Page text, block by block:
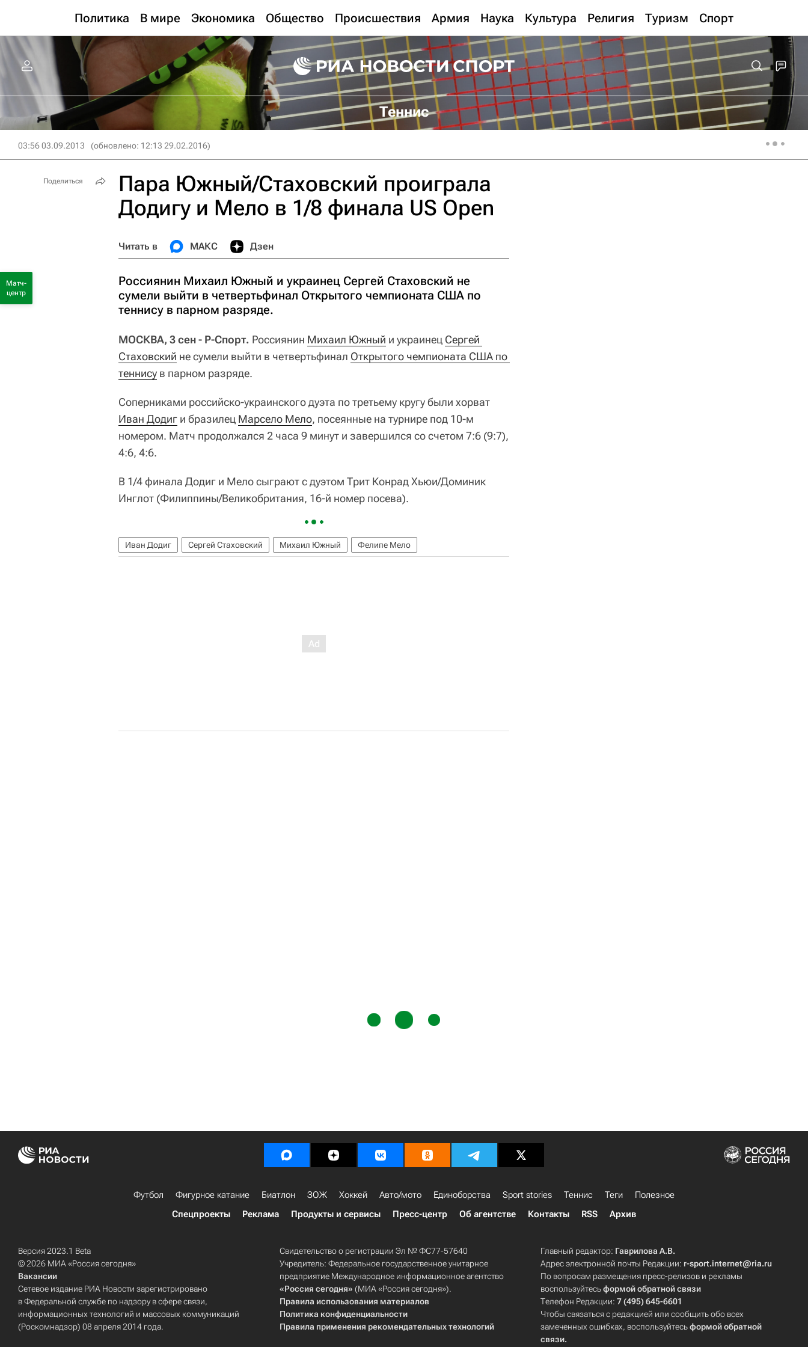
Политика В мире Экономика Общество Происшествия Армия Наука Культура Религия Туризм Спорт
Теннис
03:56 03.09.2013 (обновлено: 12:13 29.02.2016)
Пара Южный/Стаховский проиграла
Додигу и Мело в 1/8 финала US Open
Читать в МАКС Дзен
Россиянин Михаил Южный и украинец Сергей Стаховский не
сумели выйти в четвертьфинал Открытого чемпионата США по
теннису в парном разряде.
МОСКВА, 3 сен - Р-Спорт. Россиянин Михаил Южный и украинец Сергей
Стаховский не сумели выйти в четвертьфинал Открытого чемпионата США по
теннису в парном разряде.
Соперниками российско-украинского дуэта по третьему кругу были хорват
Иван Додиг и бразилец Марсело Мело, посеянные на турнире под 10-м
номером. Матч продолжался 2 часа 9 минут и завершился со счетом 7:6 (9:7),
4:6, 4:6.
В 1/4 финала Додиг и Мело сыграют с дуэтом Трит Конрад Хьюи/Доминик
Инглот (Филиппины/Великобритания, 16-й номер посева).
Иван Додиг Сергей Стаховский Михаил Южный Фелипе Мело
Поделиться
Матч-
центр
Футбол Фигурное катание Биатлон ЗОЖ Хоккей Авто/мото Единоборства Sport stories Теннис Теги
Полезное
Спецпроекты
Реклама Продукты и сервисы Пресс-центр Об агентстве Контакты RSS Архив
Версия 2023.1 Beta
© 2026 МИА «Россия сегодня»
Вакансии
Сетевое издание РИА Новости зарегистрировано
в Федеральной службе по надзору в сфере связи,
информационных технологий и массовых коммуникаций
(Роскомнадзор) 08 апреля 2014 года.
Свидетельство о регистрации Эл № ФС77-57640
Учредитель: Федеральное государственное унитарное
предприятие Международное информационное агентство
«Россия сегодня» (МИА «Россия сегодня»).
Правила использования материалов
Политика конфиденциальности
Правила применения рекомендательных технологий
Главный редактор: Гаврилова А.В.
Адрес электронной почты Редакции: r-sport.internet@ria.ru
По вопросам размещения пресс-релизов и рекламы
воспользуйтесьформой обратной связи
Телефон Редакции:7 (495) 645-6601
Чтобы связаться с редакцией или сообщить обо всех
замеченных ошибках, воспользуйтесьформой обратной
связи.